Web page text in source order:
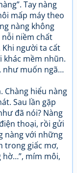
Tay nàng
mấp máy theo
nàng không
niềm chất
Khi người ta cất
mềm nhũn.
như muốn ngã…
Chàng hiểu nàng
Sau lần gặp
đã nói? Nàng
thoại, rồi gửi
nàng với những
trong giấc mơ,
mím môi,